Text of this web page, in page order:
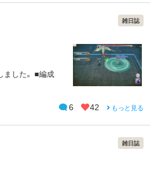
雑日誌
した。 ■編成
6 42 もっと見る
雑日誌